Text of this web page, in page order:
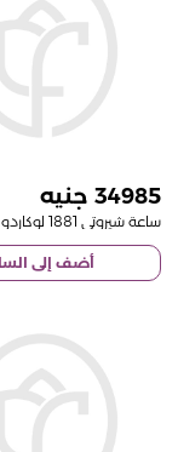
34985
أضف إلى السلة